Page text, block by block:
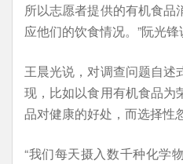
所以志愿者提供的有机食品
应他们的饮食情况。”阮光锋
王晨光说，对调查问题自述
现，比如以食用有机食品为
品对健康的好处，而选择性
“我们每天摄入数千种化学